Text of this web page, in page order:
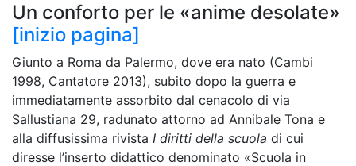
Un conforto per le «anime desolate»
[inizio pagina]
Giunto a Roma da Palermo, dove era nato (Cambi
1998, Cantatore 2013), subito dopo la guerra e
immediatamente assorbito dal cenacolo di via
Sallustiana 29, radunato attorno ad Annibale Tona e
alla diffusissima rivista I diritti della scuola di cui
diresse l’inserto didattico denominato «Scuola in